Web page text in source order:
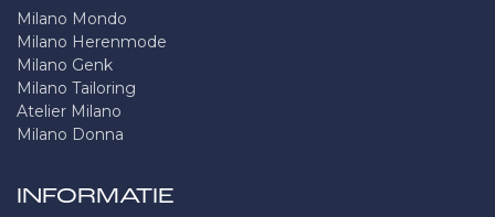
Milano Mondo
Milano Herenmode
Milano Genk
Milano Tailoring
Atelier Milano
Milano Donna
INFORMATIE